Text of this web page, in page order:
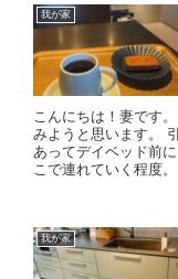
我が家
こんにちは！妻です
みようと思います。
あってデイベッド前
こで連れていく程度
我が家